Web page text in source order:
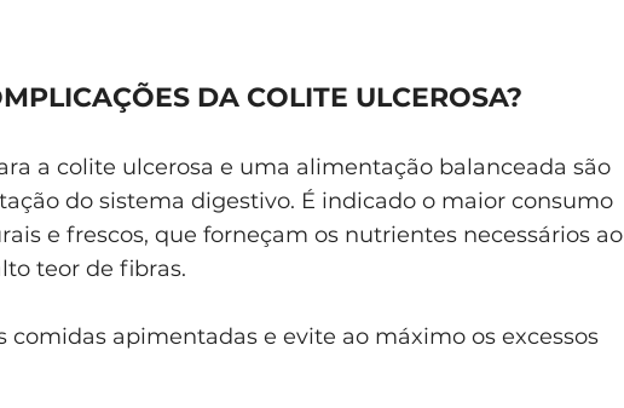
DA COLITE ULCEROSA?
a colite ulcerosa e uma alimentação balanceada são
do sistema digestivo. É indicado o maior consumo
e frescos, que forneçam os nutrientes necessários ao
teor de fibras.
comidas apimentadas e evite ao máximo os excessos